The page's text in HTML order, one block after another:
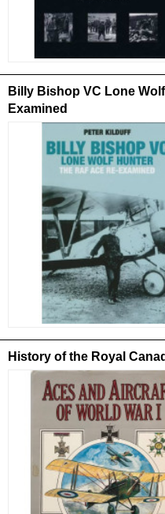
Billy Bishop VC Lone
Examined
History of the Royal